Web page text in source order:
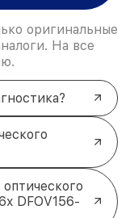
оригинальные
На все
DFOV156-